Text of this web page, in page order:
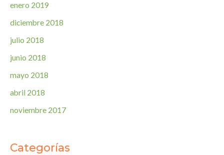
enero 2019
diciembre 2018
julio 2018
junio 2018
mayo 2018
abril 2018
noviembre 2017
Categorías